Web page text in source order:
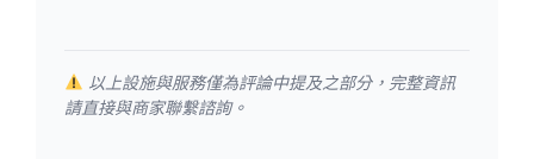
以上設施與服務僅為評論中提及之部分，完整資訊
請直接與商家聯繫諮詢。